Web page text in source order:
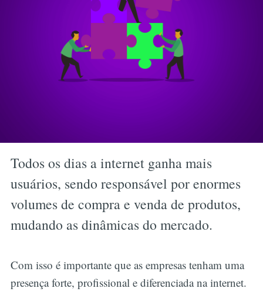
Todos os dias a internet ganha mais
usuários, sendo responsável por enormes
volumes de compra e venda de produtos,
mudando as dinâmicas do mercado.
Com isso é importante que as empresas tenham uma
presença forte, profissional e diferenciada na internet.